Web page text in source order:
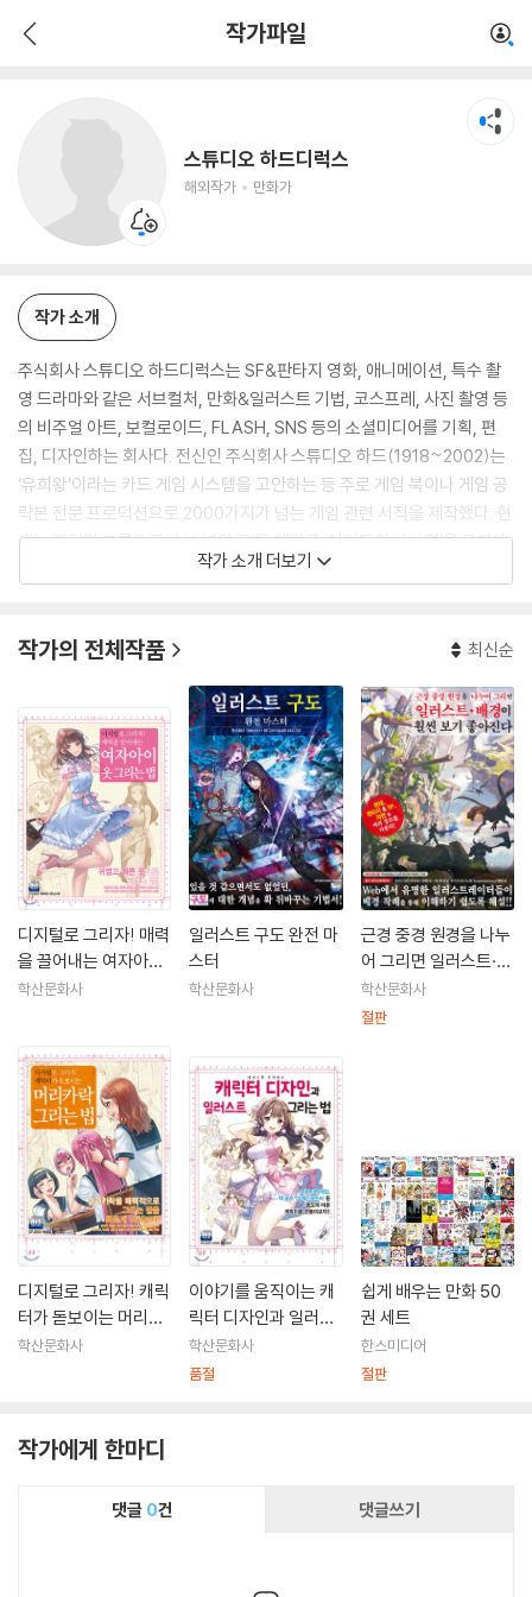
작가파일
스튜디오 하드디럭스
해외작가 만화가
작가 소개
주식회사 스튜디오 하드디럭스는 SF&판타지 영화, 애니메이션, 특수 촬
영 드라마와 같은 서브컬처, 만화&일러스트 기법, 코스프레, 사진 촬영 등
의 비주얼 아트, 보컬로이드, FLASH, SNS 등의 소셜미디어를 기획, 편
집, 디자인하는 회사다. 전신인 주식회사 스튜디오 하드(1918~2002)는
‘유희왕’이라는 카드 게임 시스템을 고안하는 등 주로 게임 북이나 게임 공
략본 전문 프로덕션으로 2000가지가 넘는 게임 관련 서적을 제작했다. 현
재는 편집자 그룹으로서 ‘소년의 꿈’을 테마로 ‘아이들의 상상력’을 무한대
로 넓힐 수 있는 서적, 잡지, 영상 미디어 디자인 등으로 영역을 확장하고
작가 소개 더보기
작가의 전체작품 최신순
디지털로 그리자! 매력
을 끌어내는 여자아이
옷 그리는 법
학산문화사
일러스트 구도 완전 마
스터
학산문화사
근경 중경 원경을 나누
어 그리면 일러스트·배
경이 훨씬 보기 좋아진
다
학산문화사
절판
디지털로 그리자! 캐릭
터가 돋보이는 머리카
락 그리는 법
학산문화사
이야기를 움직이는 캐
릭터 디자인과 일러스
트 그리는 법
학산문화사
품절
쉽게 배우는 만화 50
권 세트
한스미디어
절판
작가에게 한마디
댓글 0건 댓글쓰기